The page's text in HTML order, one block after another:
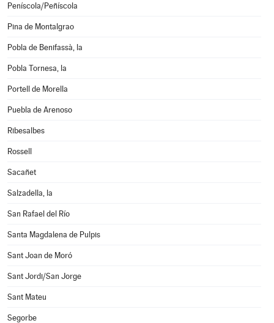
Peníscola/Peñíscola
Pina de Montalgrao
Pobla de Benifassà, la
Pobla Tornesa, la
Portell de Morella
Puebla de Arenoso
Ribesalbes
Rossell
Sacañet
Salzadella, la
San Rafael del Río
Santa Magdalena de Pulpis
Sant Joan de Moró
Sant Jordi/San Jorge
Sant Mateu
Segorbe